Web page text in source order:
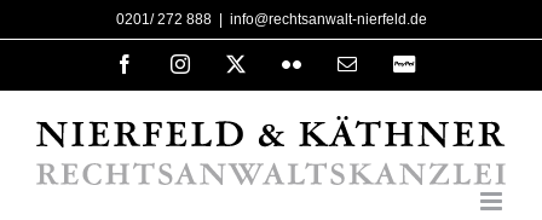
springen
0201/ 272 888 info@rechtsanwalt-nierfeld.de
FacebookInstagram Flickr E-
PayPal